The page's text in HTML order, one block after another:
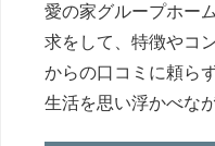
愛の家グループホー
求をして、特徴やコ
からの口コミに頼ら
生活を思い浮かべな